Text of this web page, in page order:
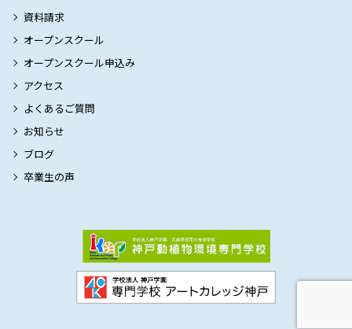
資料請求
オープンスクール
オープンスクール申込み
アクセス
よくあるご質問
お知らせ
ブログ
卒業生の声